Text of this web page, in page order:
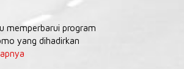
memperbarui program
yang dihadirkan